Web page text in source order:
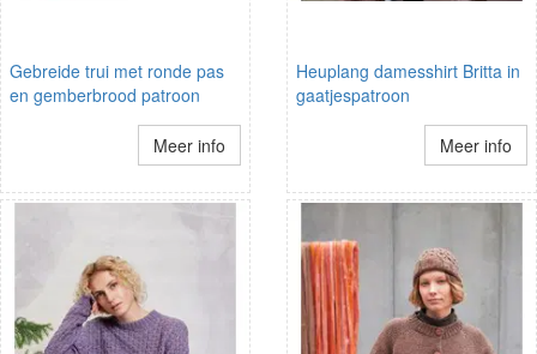
Gebreide trui met ronde pas
en gemberbrood patroon
Meer info
Heuplang damesshirt Britta in
gaatjespatroon
Meer info